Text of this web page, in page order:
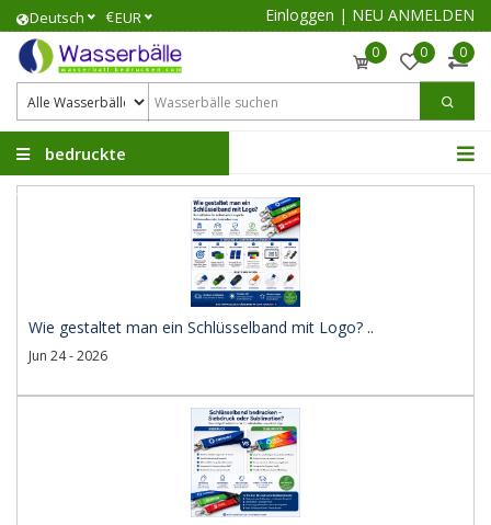
Deutsch €EUR Einloggen | NEU ANMELDEN
0 0 0
bedruckte
Wasserbälle
Wie gestaltet man ein Schlüsselband mit Logo? ..
Jun 24 - 2026